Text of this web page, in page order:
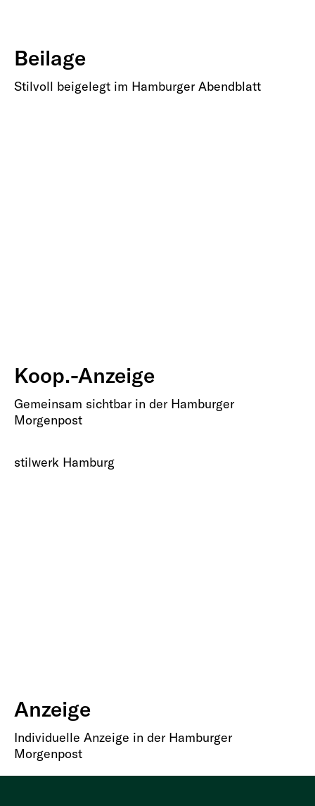
Beilage
Stilvoll beigelegt im Hamburger Abendblatt
Koop.-Anzeige
Gemeinsam sichtbar in der Hamburger
Morgenpost
Anzeige
stilwerk Hamburg
Individuelle Anzeige in der Hamburger
Morgenpost